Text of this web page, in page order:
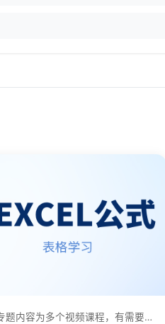
Excel公式学习课程，专题内容为多个视频课程，有需要的自己下载学习。...